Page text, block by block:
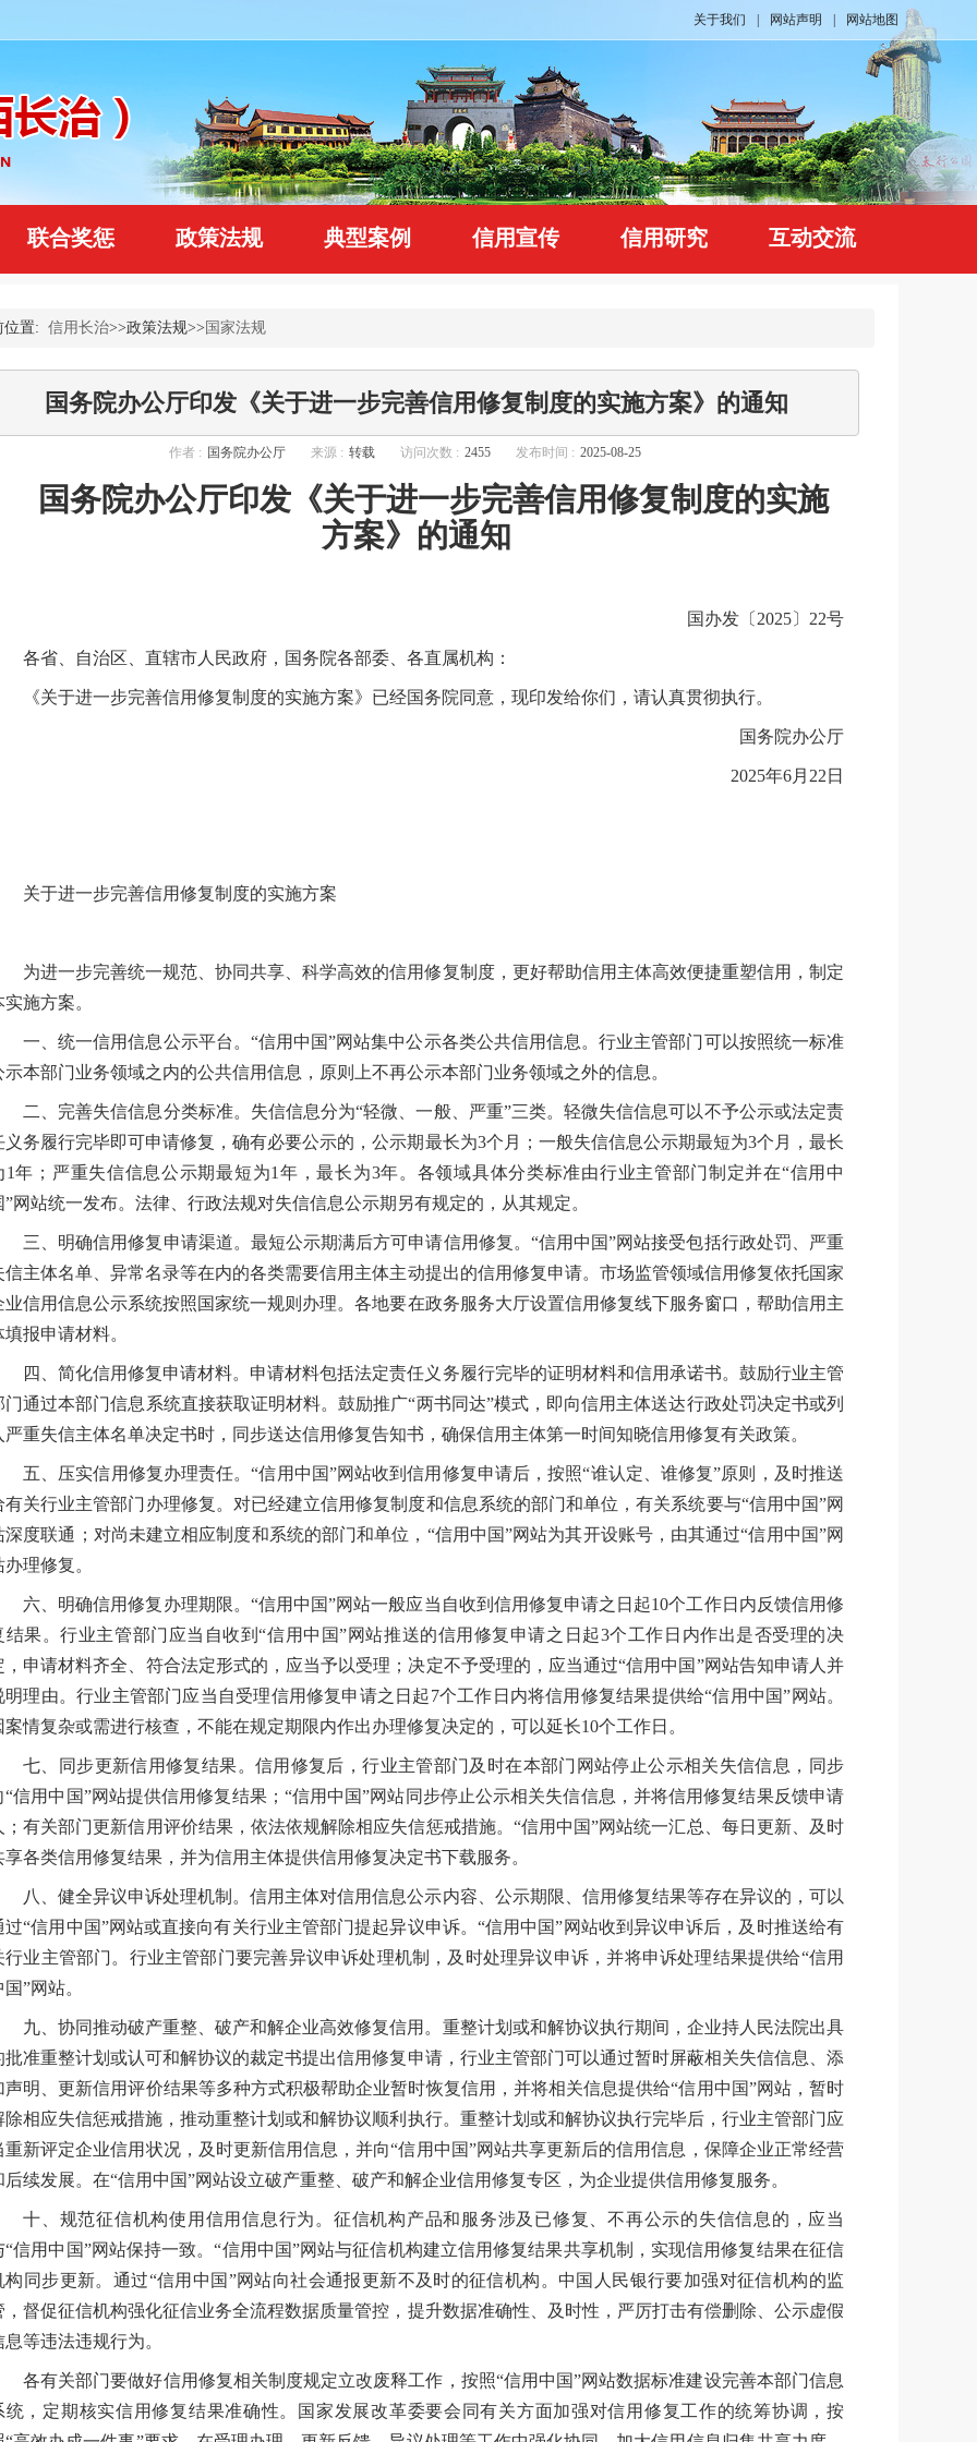
关于我们 网站声明 网站地图
联合奖惩 政策法规 典型案例 信用宣传 信用研究 互动交流
位置: 信用长治>>政策法规>> 国家法规
国务院办公厅印发《关于进一步完善信用修复制度的实施方案》的通知
作者 : 国务院办公厅 来源 : 转载 访问次数 : 2455 发布时间 : 2025-08-25
国务院办公厅印发《关于进一步完善信用修复制度的实施
方案》的通知
国办发〔2025〕22号
各省、自治区、直辖市人民政府，国务院各部委、各直属机构：
《关于进一步完善信用修复制度的实施方案》已经国务院同意，现印发给你们，请认真贯彻执行。
国务院办公厅
2025年6月22日
关于进一步完善信用修复制度的实施方案
为进一步完善统一规范、协同共享、科学高效的信用修复制度，更好帮助信用主体高效便捷重塑信用，制定
实施方案。
一、统一信用信息公示平台。“信用中国”网站集中公示各类公共信用信息。行业主管部门可以按照统一标准
示本部门业务领域之内的公共信用信息，原则上不再公示本部门业务领域之外的信息。
二、完善失信信息分类标准。失信信息分为“轻微、一般、严重”三类。轻微失信信息可以不予公示或法定责
义务履行完毕即可申请修复，确有必要公示的，公示期最长为3个月；一般失信信息公示期最短为3个月，最长
1年；严重失信信息公示期最短为1年，最长为3年。各领域具体分类标准由行业主管部门制定并在“信用中
”网站统一发布。法律、行政法规对失信信息公示期另有规定的，从其规定。
三、明确信用修复申请渠道。最短公示期满后方可申请信用修复。“信用中国”网站接受包括行政处罚、严重
信主体名单、异常名录等在内的各类需要信用主体主动提出的信用修复申请。市场监管领域信用修复依托国家
业信用信息公示系统按照国家统一规则办理。各地要在政务服务大厅设置信用修复线下服务窗口，帮助信用主
填报申请材料。
四、简化信用修复申请材料。申请材料包括法定责任义务履行完毕的证明材料和信用承诺书。鼓励行业主管
门通过本部门信息系统直接获取证明材料。鼓励推广“两书同达”模式，即向信用主体送达行政处罚决定书或列
严重失信主体名单决定书时，同步送达信用修复告知书，确保信用主体第一时间知晓信用修复有关政策。
五、压实信用修复办理责任。“信用中国”网站收到信用修复申请后，按照“谁认定、谁修复”原则，及时推送
有关行业主管部门办理修复。对已经建立信用修复制度和信息系统的部门和单位，有关系统要与“信用中国”网
深度联通；对尚未建立相应制度和系统的部门和单位，“信用中国”网站为其开设账号，由其通过“信用中国”网
办理修复。
六、明确信用修复办理期限。“信用中国”网站一般应当自收到信用修复申请之日起10个工作日内反馈信用修
结果。行业主管部门应当自收到“信用中国”网站推送的信用修复申请之日起3个工作日内作出是否受理的决
，申请材料齐全、符合法定形式的，应当予以受理；决定不予受理的，应当通过“信用中国”网站告知申请人并
明理由。行业主管部门应当自受理信用修复申请之日起7个工作日内将信用修复结果提供给“信用中国”网站。
案情复杂或需进行核查，不能在规定期限内作出办理修复决定的，可以延长10个工作日。
七、同步更新信用修复结果。信用修复后，行业主管部门及时在本部门网站停止公示相关失信信息，同步
“信用中国”网站提供信用修复结果；“信用中国”网站同步停止公示相关失信信息，并将信用修复结果反馈申请
；有关部门更新信用评价结果，依法依规解除相应失信惩戒措施。“信用中国”网站统一汇总、每日更新、及时
享各类信用修复结果，并为信用主体提供信用修复决定书下载服务。
八、健全异议申诉处理机制。信用主体对信用信息公示内容、公示期限、信用修复结果等存在异议的，可以
过“信用中国”网站或直接向有关行业主管部门提起异议申诉。“信用中国”网站收到异议申诉后，及时推送给有
行业主管部门。行业主管部门要完善异议申诉处理机制，及时处理异议申诉，并将申诉处理结果提供给“信用
国”网站。
九、协同推动破产重整、破产和解企业高效修复信用。重整计划或和解协议执行期间，企业持人民法院出具
批准重整计划或认可和解协议的裁定书提出信用修复申请，行业主管部门可以通过暂时屏蔽相关失信信息、添
声明、更新信用评价结果等多种方式积极帮助企业暂时恢复信用，并将相关信息提供给“信用中国”网站，暂时
除相应失信惩戒措施，推动重整计划或和解协议顺利执行。重整计划或和解协议执行完毕后，行业主管部门应
重新评定企业信用状况，及时更新信用信息，并向“信用中国”网站共享更新后的信用信息，保障企业正常经营
后续发展。在“信用中国”网站设立破产重整、破产和解企业信用修复专区，为企业提供信用修复服务。
十、规范征信机构使用信用信息行为。征信机构产品和服务涉及已修复、不再公示的失信信息的，应当
“信用中国”网站保持一致。“信用中国”网站与征信机构建立信用修复结果共享机制，实现信用修复结果在征信
构同步更新。通过“信用中国”网站向社会通报更新不及时的征信机构。中国人民银行要加强对征信机构的监
，督促征信机构强化征信业务全流程数据质量管控，提升数据准确性、及时性，严厉打击有偿删除、公示虚假
息等违法违规行为。
各有关部门要做好信用修复相关制度规定立改废释工作，按照“信用中国”网站数据标准建设完善本部门信息
统，定期核实信用修复结果准确性。国家发展改革委要会同有关方面加强对信用修复工作的统筹协调，按